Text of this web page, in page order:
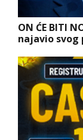
ON ĆE BITI
najavio svog